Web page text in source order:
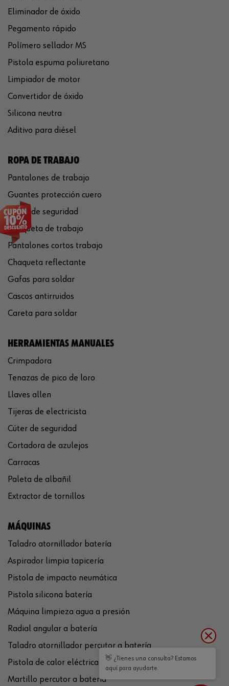
Eliminador de óxido
Pegamento rápido
Polímero sellador MS
Pistola espuma poliuretano
Limpiador de motor
Convertidor de óxido
Silicona neutra
Aditivo para diésel
ROPA DE TRABAJO
Pantalones de trabajo
Guantes protección cuero
Casco de seguridad
Chaqueta de trabajo
Pantalones cortos trabajo
Chaqueta reflectante
Gafas para soldar
Cascos antirruidos
Careta para soldar
HERRAMIENTAS MANUALES
Crimpadora
Tenazas de pico de loro
Llaves allen
Tijeras de electricista
Cúter de seguridad
Cortadora de azulejos
Carracas
Paleta de albañil
Extractor de tornillos
MÁQUINAS
Taladro atornillador batería
Aspirador limpia tapicería
Pistola de impacto neumática
Pistola silicona batería
Máquina limpieza agua a presión
Radial angular a batería
Taladro atornillador percutor a batería
Pistola de calor eléctrica
Martillo percutor a batería
👋 ¿Tienes una consulta? Estamos
aquí para ayudarte.